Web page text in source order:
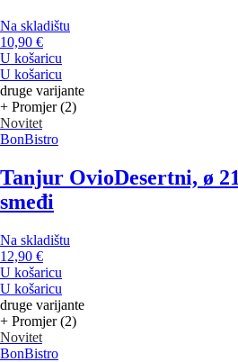
Na skladištu
10,90 €
U košaricu
U košaricu
druge varijante
+ Promjer (2)
Novitet
BonBistro
Tanjur OvioDesertni, ø
smeđi
Na skladištu
12,90 €
U košaricu
U košaricu
druge varijante
+ Promjer (2)
Novitet
BonBistro